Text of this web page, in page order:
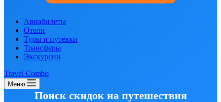
Авиабилеты
Отели
Туры и путевки
Трансферы
Экскурсии
Travel Combo
Меню
Поиск скидок на путешествия